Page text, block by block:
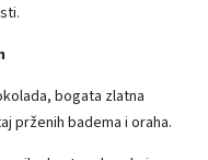
bogata zlatna
prženih badema i oraha.